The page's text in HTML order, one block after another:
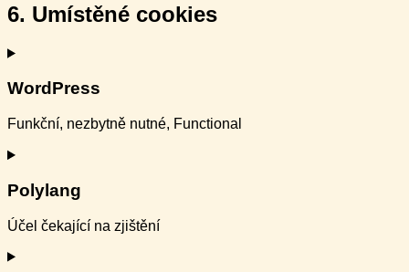
6. Umístěné cookies
WordPress
Funkční, nezbytně nutné, Functional
Consent
service
wordpress
Polylang
Účel čekající na zjištění
Consent